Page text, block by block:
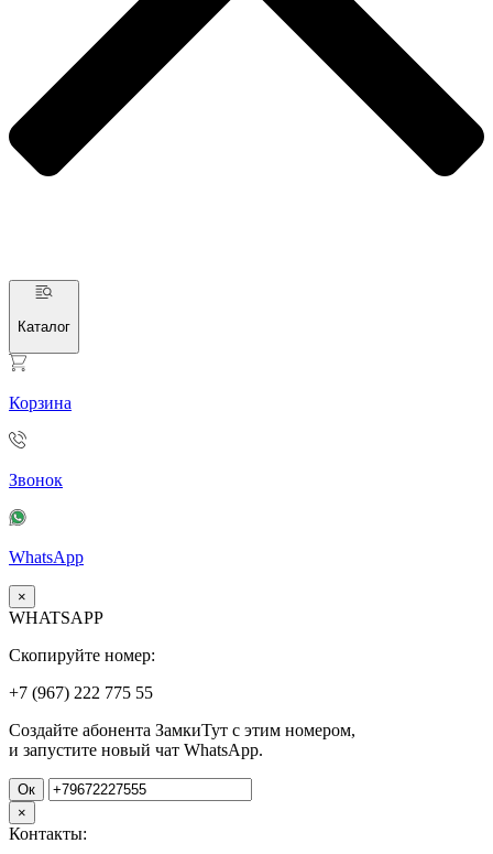
Каталог
Корзина
Звонок
WhatsApp
×
WHATSAPP
Скопируйте номер:
+7 (967) 222 775 55
Создайте абонента ЗамкиТут с этим номером,
и запустите новый чат WhatsApp.
Ок
×
Контакты: